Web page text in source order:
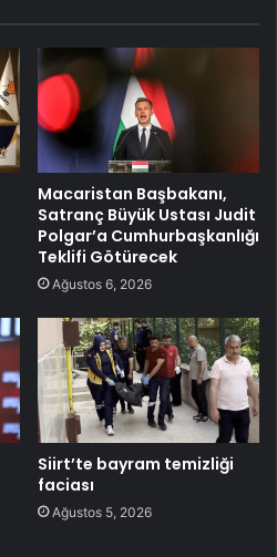
Macaristan Başbakanı,
Satranç Büyük Ustası Judit
Polgar’a Cumhurbaşkanlığı
Teklifi Götürecek
Ağustos 6, 2026
Siirt’te bayram temizliği
faciası
Ağustos 5, 2026